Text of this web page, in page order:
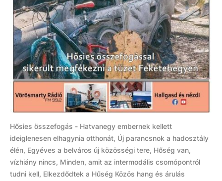
Hősies összefogás - Hatvanegy embernek kellett
ideiglenesen elhagynia otthonát, Új parancsnok a hadosztály
élén, Egyéves a belváros új közösségi tere, Hőség van,
vízhiány nincs, Minden, amit az intermodális csomópontról
tudni kell, Elkezdődtek a Hűség Közös hang és árulás